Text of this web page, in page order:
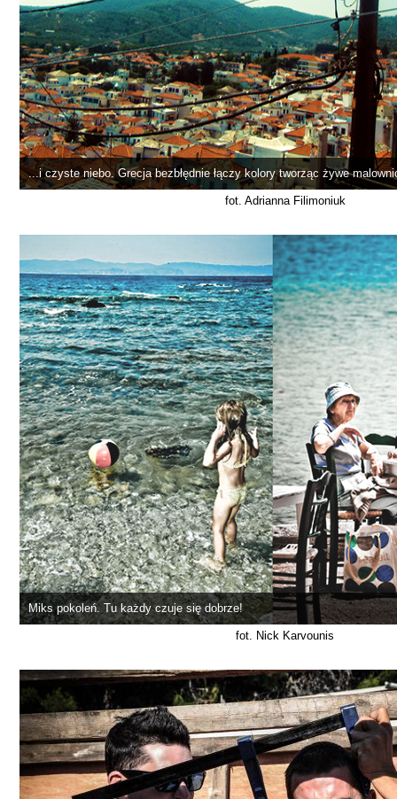
...i czyste niebo. Grecja bezbłędnie łączy kolory tworząc żywe
fot. Adrianna Filimoniuk
Miks pokoleń. Tu każdy czuje się dobrze!
fot. Nick Karvounis